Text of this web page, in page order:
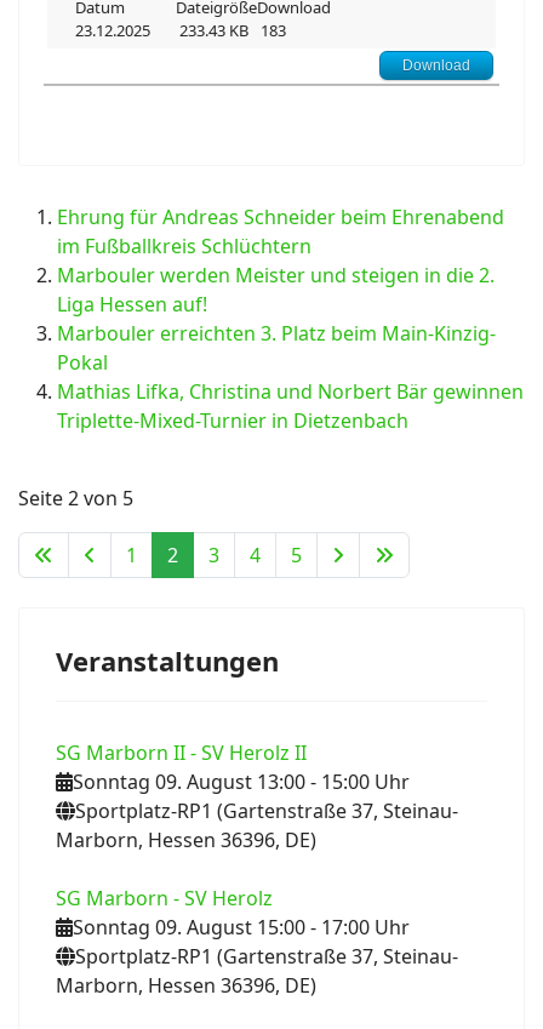
23.12.2025 233.43 KB 183
Download
Ehrung für Andreas Schneider beim Ehrenabend
im Fußballkreis Schlüchtern
Marbouler werden Meister und steigen in die 2.
Liga Hessen auf!
Marbouler erreichten 3. Platz beim Main-Kinzig-
Pokal
Mathias Lifka, Christina und Norbert Bär gewinnen
Triplette-Mixed-Turnier in Dietzenbach
Seite 2 von 5
1 2 3 4 5
Veranstaltungen
SG Marborn II - SV Herolz II
Sonntag 09. August 13:00- 15:00 Uhr
Sportplatz-RP1 (Gartenstraße 37, Steinau-
Marborn, Hessen 36396, DE)
SG Marborn - SV Herolz
Sonntag 09. August 15:00- 17:00 Uhr
Sportplatz-RP1 (Gartenstraße 37, Steinau-
Marborn, Hessen 36396, DE)